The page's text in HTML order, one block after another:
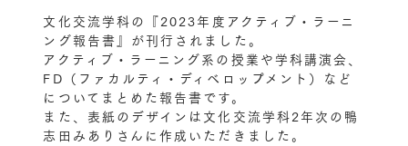
文化交流学科の『2023年度アクティブ・ラーニ
ング報告書』が刊行されました。
アクティブ・ラーニング系の授業や学科講演会、
FD（ファカルティ・ディベロップメント）など
についてまとめた報告書です。
また、表紙のデザインは文化交流学科2年次の鴨
志田みありさんに作成いただきました。